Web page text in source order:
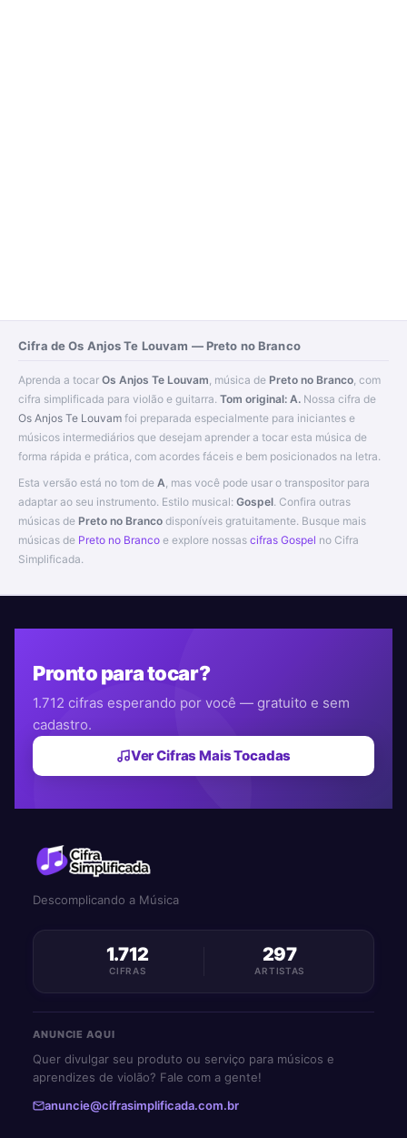
Cifra de Os Anjos Te Louvam — Preto no Branco
Aprenda a tocar Os Anjos Te Louvam , música de Preto no Branco , com
cifra simplificada para violão e guitarra. Tom original: A. Nossa cifra de
Os Anjos Te Louvam foi preparada especialmente para iniciantes e
músicos intermediários que desejam aprender a tocar esta música de
forma rápida e prática, com acordes fáceis e bem posicionados na letra.
Esta versão está no tom de A , mas você pode usar o transpositor para
adaptar ao seu instrumento. Estilo musical: Gospel. Confira outras
músicas de Preto no Branco disponíveis gratuitamente. Busque mais
músicas de Preto no Branco e explore nossas cifras Gospel no Cifra
Simplificada.
Pronto para tocar?
1.712 cifras esperando por você — gratuito e sem
cadastro.
Ver Cifras Mais Tocadas
Descomplicando a Música
1.712
CIFRAS
297
ARTISTAS
ANUNCIE AQUI
Quer divulgar seu produto ou serviço para músicos e
aprendizes de violão? Fale com a gente!
anuncie@cifrasimplificada.com.br